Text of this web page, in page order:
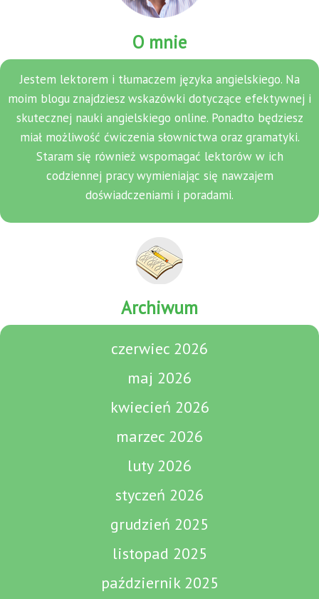
O mnie
Jestem lektorem i tłumaczem języka angielskiego. Na
moim blogu znajdziesz wskazówki dotyczące efektywnej i
skutecznej nauki angielskiego online. Ponadto będziesz
miał możliwość ćwiczenia słownictwa oraz gramatyki.
Staram się również wspomagać lektorów w ich
codziennej pracy wymieniając się nawzajem
doświadczeniami i poradami.
Archiwum
czerwiec 2026
maj 2026
kwiecień 2026
marzec 2026
luty 2026
styczeń 2026
grudzień 2025
listopad 2025
październik 2025